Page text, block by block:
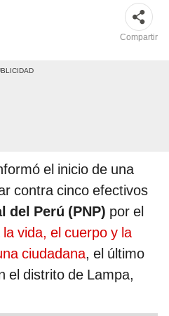
Compartir
el inicio de una
contra cinco efectivos
del Perú (PNP) por el
vida, el cuerpo y la
ciudadana, el último
el distrito de Lampa,